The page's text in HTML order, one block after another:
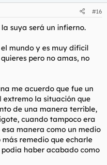
#16
suya será un infierno.
mundo y es muy dificil
pero no amas, no
me acuerdo que fue un
la situación que
de una manera terrible,
cuando tampoco era
manera como un medio
remedio que echarle
haber acabado como